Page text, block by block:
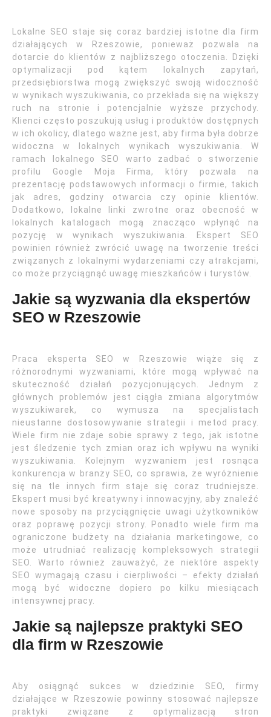
Lokalne SEO staje się coraz bardziej istotne dla firm
działających w Rzeszowie, ponieważ pozwala na
dotarcie do klientów z najbliższego otoczenia. Dzięki
optymalizacji pod kątem lokalnych zapytań,
przedsiębiorstwa mogą zwiększyć swoją widoczność
w wynikach wyszukiwania, co przekłada się na większy
ruch na stronie i potencjalnie wyższe przychody.
Klienci często poszukują usług i produktów dostępnych
w ich okolicy, dlatego ważne jest, aby firma była dobrze
widoczna w lokalnych wynikach wyszukiwania. W
ramach lokalnego SEO warto zadbać o stworzenie
profilu Google Moja Firma, który pozwala na
prezentację podstawowych informacji o firmie, takich
jak adres, godziny otwarcia czy opinie klientów.
Dodatkowo, lokalne linki zwrotne oraz obecność w
lokalnych katalogach mogą znacząco wpłynąć na
pozycję w wynikach wyszukiwania. Ekspert SEO
powinien również zwrócić uwagę na tworzenie treści
związanych z lokalnymi wydarzeniami czy atrakcjami,
co może przyciągnąć uwagę mieszkańców i turystów.
Jakie są wyzwania dla ekspertów
SEO w Rzeszowie
Praca eksperta SEO w Rzeszowie wiąże się z
różnorodnymi wyzwaniami, które mogą wpływać na
skuteczność działań pozycjonujących. Jednym z
głównych problemów jest ciągła zmiana algorytmów
wyszukiwarek, co wymusza na specjalistach
nieustanne dostosowywanie strategii i metod pracy.
Wiele firm nie zdaje sobie sprawy z tego, jak istotne
jest śledzenie tych zmian oraz ich wpływu na wyniki
wyszukiwania. Kolejnym wyzwaniem jest rosnąca
konkurencja w branży SEO, co sprawia, że wyróżnienie
się na tle innych firm staje się coraz trudniejsze.
Ekspert musi być kreatywny i innowacyjny, aby znaleźć
nowe sposoby na przyciągnięcie uwagi użytkowników
oraz poprawę pozycji strony. Ponadto wiele firm ma
ograniczone budżety na działania marketingowe, co
może utrudniać realizację kompleksowych strategii
SEO. Warto również zauważyć, że niektóre aspekty
SEO wymagają czasu i cierpliwości – efekty działań
mogą być widoczne dopiero po kilku miesiącach
intensywnej pracy.
Jakie są najlepsze praktyki SEO
dla firm w Rzeszowie
Aby osiągnąć sukces w dziedzinie SEO, firmy
działające w Rzeszowie powinny stosować najlepsze
praktyki związane z optymalizacją stron